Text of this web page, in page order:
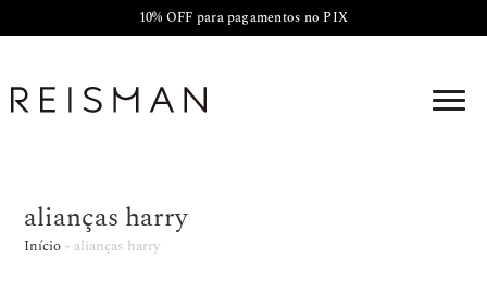
10% OFF para pagamentos no PIX
alianças harry
Início » alianças harry